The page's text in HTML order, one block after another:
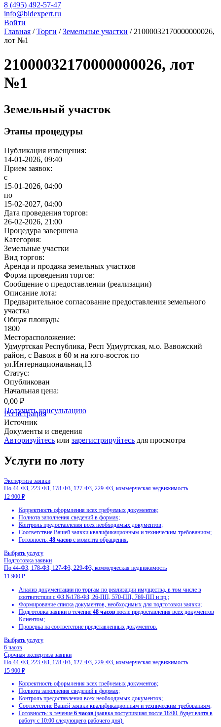
8 (495) 492-57-47
info@bidexpert.ru
Войти
Главная /Торги /Земельные участки / 21000032170000000026,
лот №1
21000032170000000026, лот
№1
Земельный участок
Этапы процедуры
Публикация извещения:
14-01-2026, 09:40
Прием заявок:
с
15-01-2026, 04:00
по
15-02-2027, 04:00
Дата проведения торгов:
26-02-2026, 21:00
Процедура завершена
Категория:
Земельные участки
Вид торгов:
Аренда и продажа земельных участков
Форма проведения торгов:
Сообщение о предоставлении (реализации)
Описание лота:
Предварительное согласование предоставления земельного
участка
Общая площадь:
1800
Месторасположение:
Удмуртская Республика, Респ Удмуртская, м.о. Вавожский
район, с Вавож в 60 м на юго-восток по
ул.Интернациональная,13
Статус:
Опубликован
Начальная цена:
0,00 ₽
Получить консультацию
Регистрация
Источник
Документы и сведения
Авторизуйтесь или зарегистрируйтесь для просмотра
Услуги по лоту